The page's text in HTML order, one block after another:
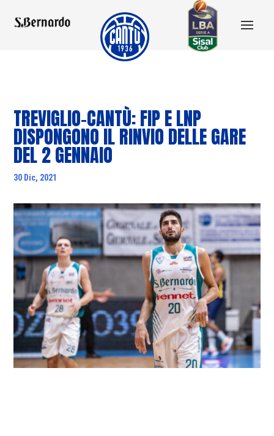
TREVIGLIO-CANTÙ: FIP E LNP
DISPONGONO IL RINVIO DELLE GARE
DEL 2 GENNAIO
30 Dic, 2021